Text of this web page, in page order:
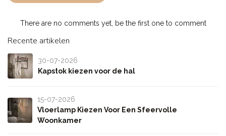
There are no comments yet, be the first one to comment
Recente artikelen
30-07-2026
Kapstok kiezen voor de hal
15-07-2026
Vloerlamp Kiezen Voor Een Sfeervolle
Woonkamer